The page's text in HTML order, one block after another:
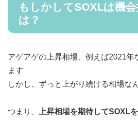
もしかしてSOXLは機
は？
アゲアゲの上昇相場、例えば2021年
ます
しかし、ずっと上がり続ける相場な
つまり、
上昇相場を期待してSOXL